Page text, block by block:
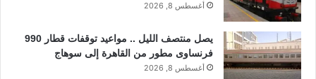
أغسطس 8, 2026
يصل منتصف الليل .. مواعيد توقفات قطار 990
فرنساوى مطور من القاهرة إلى سوهاج
أغسطس 8, 2026